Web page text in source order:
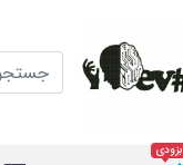
بزودی